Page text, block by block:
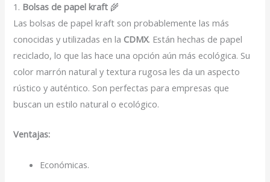
1. Bolsas de papel kraft 🌾
Las bolsas de papel kraft son probablemente las más
conocidas y utilizadas en la CDMX. Están hechas de papel
reciclado, lo que las hace una opción aún más ecológica. Su
color marrón natural y textura rugosa les da un aspecto
rústico y auténtico. Son perfectas para empresas que
buscan un estilo natural o ecológico.
Ventajas:
Económicas.